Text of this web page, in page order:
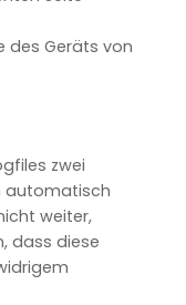
des Geräts von
zwei
automatisch
weiter,
dass diese